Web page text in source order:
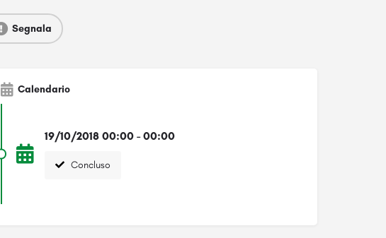
Segnala
Calendario
19/10/2018 00:00 - 00:00
Concluso